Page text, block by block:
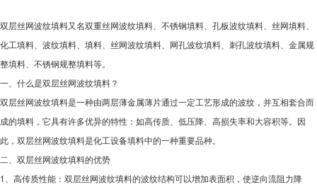
双层丝网波纹填料又名双重丝网波纹填料、不锈钢填料、孔板波纹填料、丝网填料、
化工填料、波纹填料、填料、丝网波纹填料、网孔波纹填料、刺孔波纹填料、金属规
整填料、不锈钢规整填料等。
一、什么是双层丝网波纹填料？
双层丝网波纹填料是一种由两层薄金属薄片通过一定工艺形成的波纹，并互相套合而
成的填料，它具有许多优异的特性：如高传质、低压降、高损失率和大容积等。因
此，双层丝网波纹填料是化工设备填料中的一种重要品种。
二、双层丝网波纹填料的优势
1、高传质性能：双层丝网波纹填料的波纹结构可以增加表面积，使逆向流阻力降